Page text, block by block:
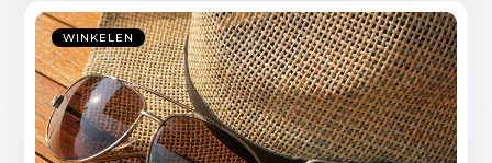
WINKELEN